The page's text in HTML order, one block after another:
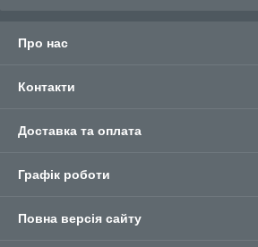
Про нас
Контакти
Доставка та оплата
Графік роботи
Повна версія сайту